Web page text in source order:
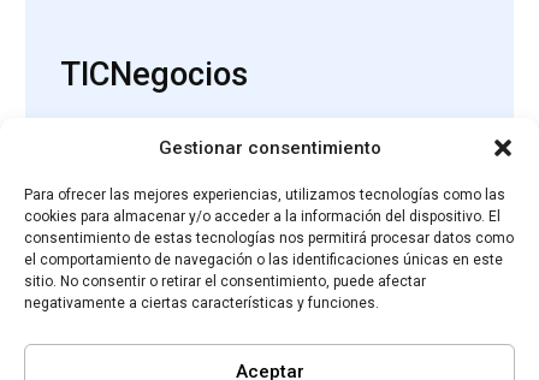
Gestionar consentimiento
Para ofrecer las mejores experiencias, utilizamos tecnologías como las
cookies para almacenar y/o acceder a la información del dispositivo. El
consentimiento de estas tecnologías nos permitirá procesar datos como
el comportamiento de navegación o las identificaciones únicas en este
sitio. No consentir o retirar el consentimiento, puede afectar
negativamente a ciertas características y funciones.
Aceptar
TICNegocios
Asesoramiento
Ayudas
Agenda
Recursos
Newsletter
Contactar